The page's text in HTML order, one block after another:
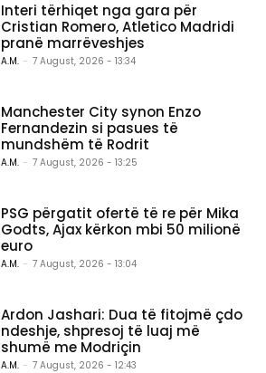
Interi tërhiqet nga gara për
Cristian Romero, Atletico Madridi
pranë marrëveshjes
A.M. - 7 August, 2026 - 13:34
Manchester City synon Enzo
Fernandezin si pasues të
mundshëm të Rodrit
A.M. - 7 August, 2026 - 13:25
PSG përgatit ofertë të re për Mika
Godts, Ajax kërkon mbi 50 milionë
euro
A.M. - 7 August, 2026 - 13:04
Ardon Jashari: Dua të fitojmë çdo
ndeshje, shpresoj të luaj më
shumë me Modriçin
A.M. - 7 August, 2026 - 12:43